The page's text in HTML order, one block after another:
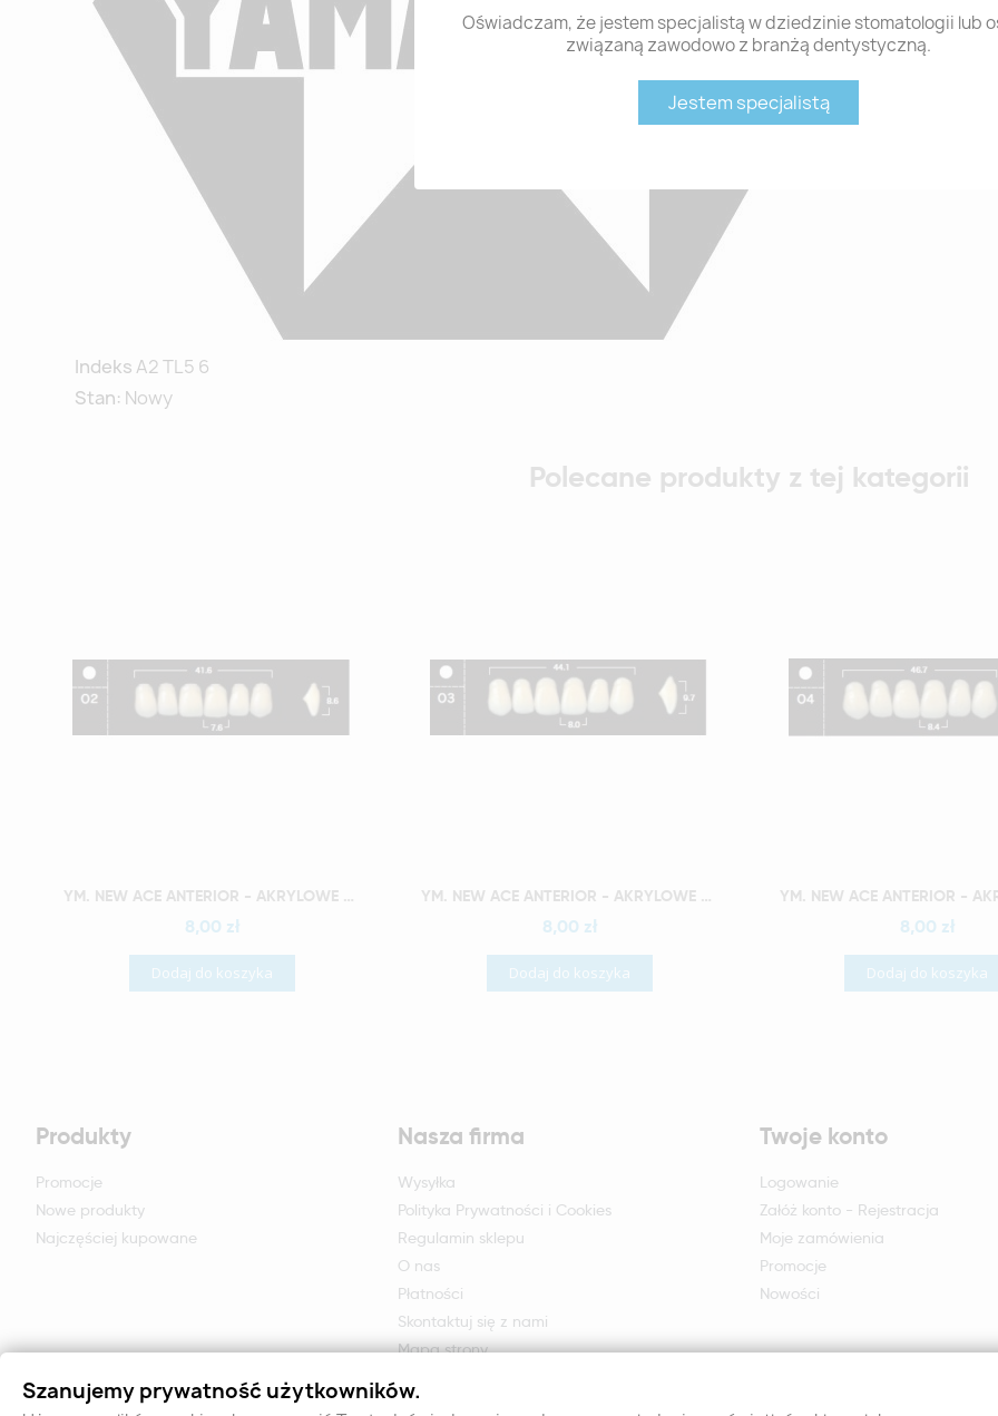
Oświadczam, że jestem specjalistą w dziedzinie stomatologii lub
związaną zawodowo z branżą dentystyczną.
Jestem specjalistą
Indeks A2 TL5 6
Stan: Nowy
Polecane produkty z tej kategorii
Szybki podgląd YM. NEW ACE ANTERIOR - AKRYLOWE ZĘBY SZTUCZNE - A2-O2
8,00 zł
Dodaj do koszyka
Szybki podgląd YM. NEW ACE ANTERIOR - AKRYLOWE ZĘBY SZTUCZNE - A2-O3
8,00 zł
Dodaj do koszyka
Szybki podgląd
8,00 zł
Dodaj do koszyka
Produkty
Promocje
Nowe produkty
Najczęściej kupowane
Nasza firma
Wysyłka
Polityka Prywatności i Cookies
Regulamin sklepu
O nas
Płatności
Skontaktuj się z nami
Mapa strony
Twoje konto
Logowanie
Załóż konto - Rejestracja
Moje zamówienia
Promocje
Nowości
Szanujemy prywatność użytkowników.